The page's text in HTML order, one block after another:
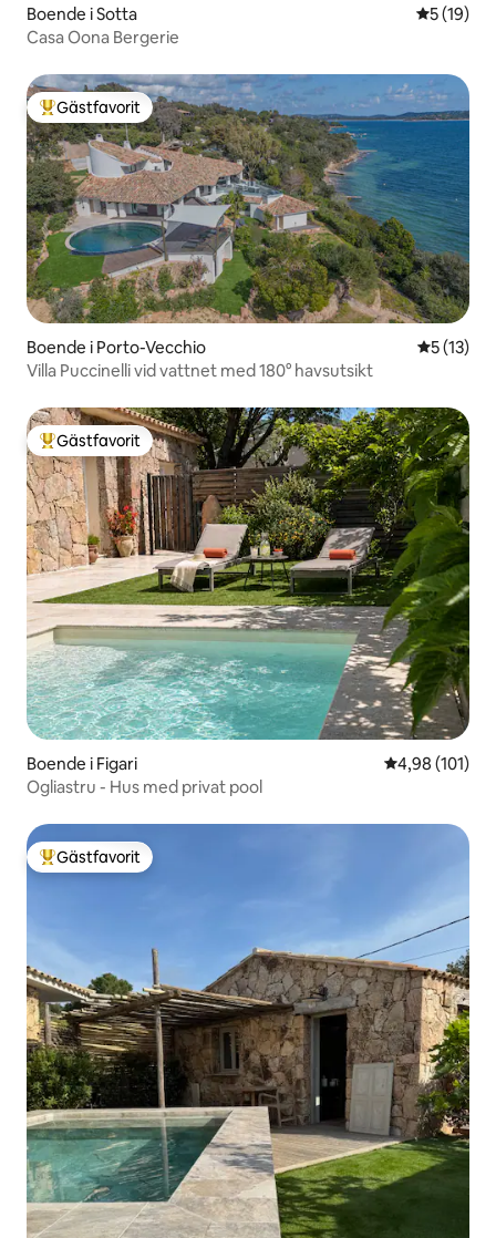
Boende i Sotta 5 av 5 i
5 (19)
Casa Oona Bergerie
Populär gästfavorit
Gästfavorit
Boende i Porto-Vecchio 5 av 5 i
5 (13)
Villa Puccinelli vid vattnet med 180° havsutsikt
Populär gästfavorit
Gästfavorit
Boende i Figari 4,98 av 5 i
4,98 (101)
Ogliastru - Hus med privat pool
Populär gästfavorit
Gästfavorit